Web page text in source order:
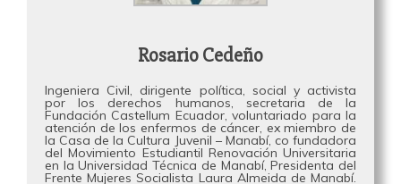
Rosario Cedeño
Ingeniera Civil, dirigente política, social y activista
por los derechos humanos, secretaria de la
Fundación Castellum Ecuador, voluntariado para la
atención de los enfermos de cáncer, ex miembro de
la Casa de la Cultura Juvenil – Manabí, co fundadora
del Movimiento Estudiantil Renovación Universitaria
en la Universidad Técnica de Manabí, Presidenta del
Frente Mujeres Socialista Laura Almeida de Manabí.